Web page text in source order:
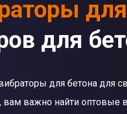
для
для бетона для
вам важно найти оптовые